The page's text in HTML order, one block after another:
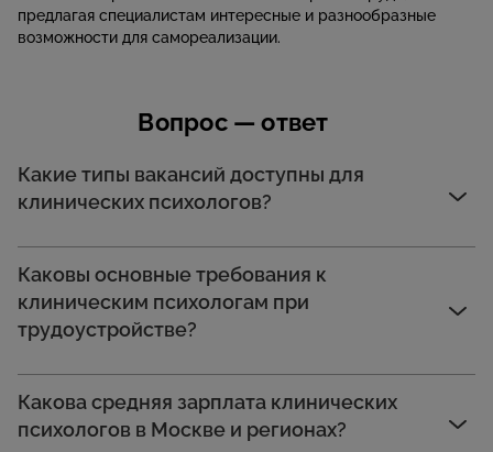
предлагая специалистам интересные и разнообразные
возможности для самореализации.
Вопрос — ответ
Какие типы вакансий доступны для
клинических психологов?
Каковы основные требования к
клиническим психологам при
трудоустройстве?
Какова средняя зарплата клинических
психологов в Москве и регионах?